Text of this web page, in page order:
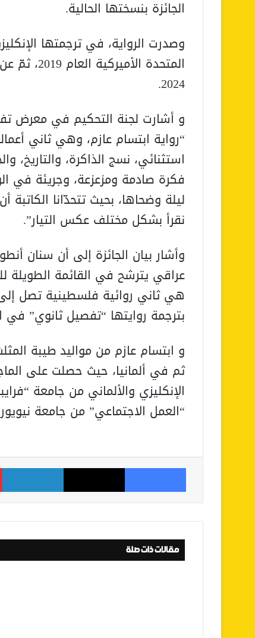
الجائزة بنسختها الحالية.
وصدرت الرواية، في ترجمتها
المتحدة
2024.
و أشارت لجنة التحكيم في معرض
“رواية ابتسام عازم، وهي ثاني
استثنائي، نسج الذاكرة، والتاريخ،
فكرة صادمة ومزعزعة، وجريئة في
ليلة وضحاها، بحيث تتحدّانا
نقرأ بشكل مختلف عكس التيار”.
وأشار بيان الجائزة إلى أن سنان
عراقي يترشح في القائمة الطويلة
هي ثاني روائية فلسطينية تصل إلى
بترجمة روايتها “تفصيل ثانوي” في
و ابتسام عازم من مواليد طيبة
ثم في ألمانيا، حيث حصلت على
الإنكليزي والألماني من جامعة
“العمل الاجتماعي” من جامعة
فيسبوك ‫X
مقالات ذات صلة